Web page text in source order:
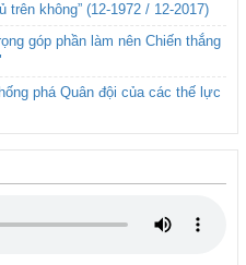
trên không” (12-1972 / 12-2017)
góp phần làm nên Chiến thắng
phá Quân đội của các thế lực